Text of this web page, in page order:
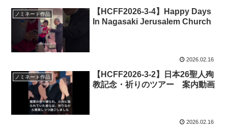
ノミネート作品
【HCFF2026-3-4】Happy Days
In Nagasaki Jerusalem Church
2026.02.16
ノミネート作品
【HCFF2026-3-2】日本26聖人殉
教記念・祈りのツアー 案内動画
2026.02.16